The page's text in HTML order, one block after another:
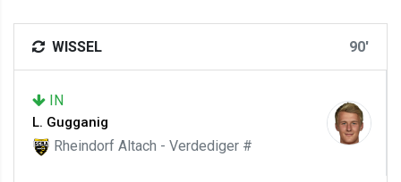
WISSEL 90'
IN
L. Gugganig
Rheindorf Altach - Verdediger #